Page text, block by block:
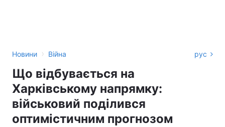
Новини › Війна рус
Що відбувається на
Харківському напрямку:
військовий поділився
оптимістичним прогнозом